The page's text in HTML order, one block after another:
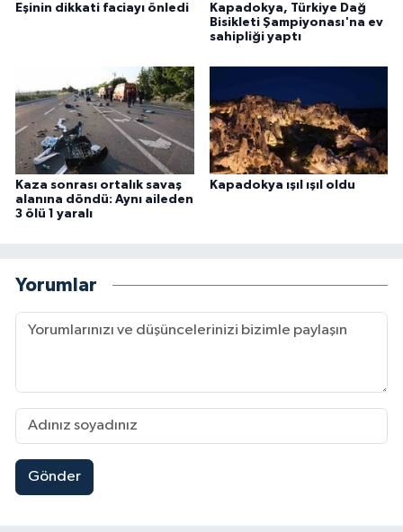
Eşinin dikkati faciayı önledi
Kapadokya, Türkiye Dağ
Bisikleti Şampiyonası'na ev
sahipliği yaptı
Kaza sonrası ortalık savaş
alanına döndü: Aynı aileden
3 ölü 1 yaralı
Kapadokya ışıl ışıl oldu
Yorumlar
Gönder